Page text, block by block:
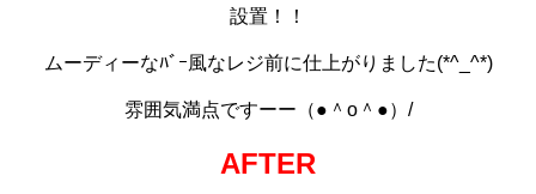
設置！！
ムーディーなﾊﾞｰ風なレジ前に仕上がりました(*^_^*)
雰囲気満点ですーー（●＾o＾●）/
AFTER